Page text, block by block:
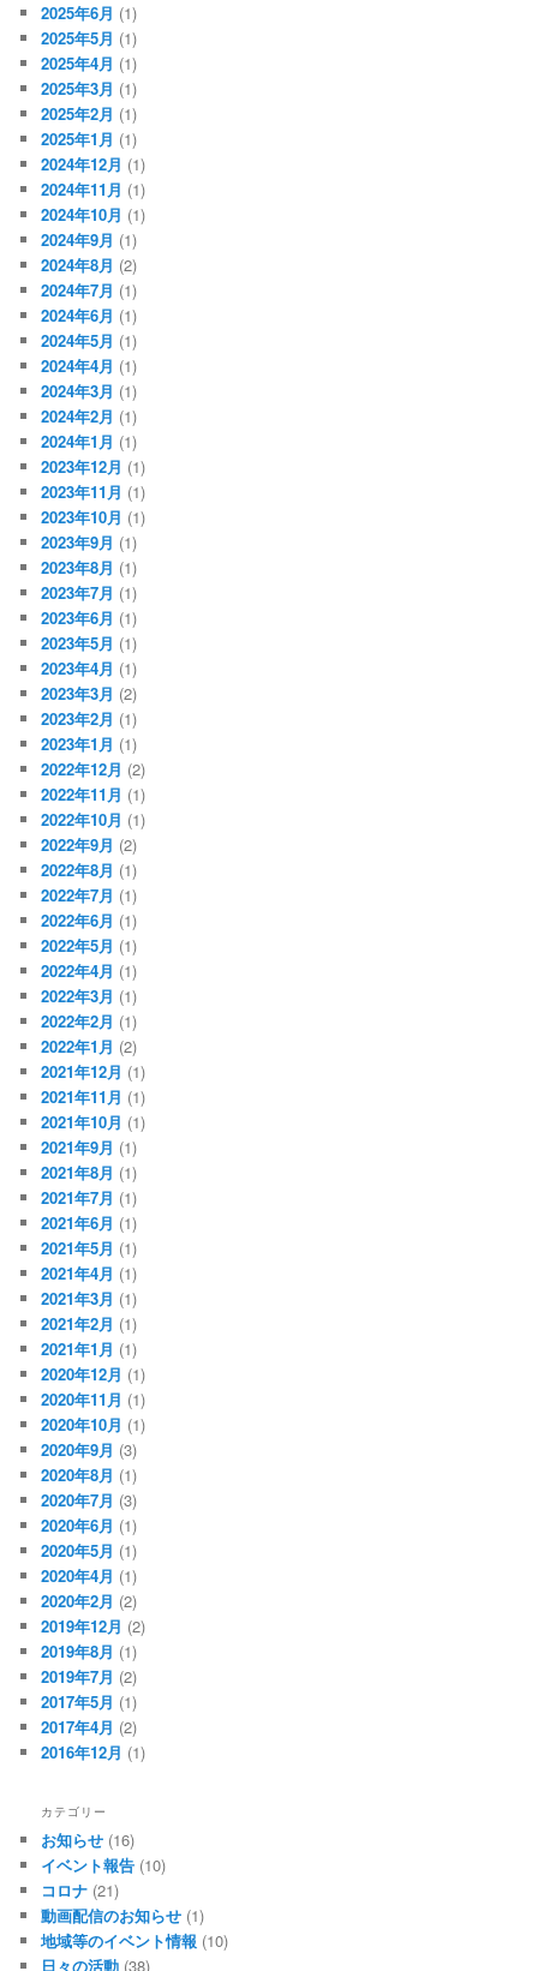
2025年6月 (1)
2025年5月 (1)
2025年4月 (1)
2025年3月 (1)
2025年2月 (1)
2025年1月 (1)
2024年12月 (1)
2024年11月 (1)
2024年10月 (1)
2024年9月 (1)
2024年8月 (2)
2024年7月 (1)
2024年6月 (1)
2024年5月 (1)
2024年4月 (1)
2024年3月 (1)
2024年2月 (1)
2024年1月 (1)
2023年12月 (1)
2023年11月 (1)
2023年10月 (1)
2023年9月 (1)
2023年8月 (1)
2023年7月 (1)
2023年6月 (1)
2023年5月 (1)
2023年4月 (1)
2023年3月 (2)
2023年2月 (1)
2023年1月 (1)
2022年12月 (2)
2022年11月 (1)
2022年10月 (1)
2022年9月 (2)
2022年8月 (1)
2022年7月 (1)
2022年6月 (1)
2022年5月 (1)
2022年4月 (1)
2022年3月 (1)
2022年2月 (1)
2022年1月 (2)
2021年12月 (1)
2021年11月 (1)
2021年10月 (1)
2021年9月 (1)
2021年8月 (1)
2021年7月 (1)
2021年6月 (1)
2021年5月 (1)
2021年4月 (1)
2021年3月 (1)
2021年2月 (1)
2021年1月 (1)
2020年12月 (1)
2020年11月 (1)
2020年10月 (1)
2020年9月 (3)
2020年8月 (1)
2020年7月 (3)
2020年6月 (1)
2020年5月 (1)
2020年4月 (1)
2020年2月 (2)
2019年12月 (2)
2019年8月 (1)
2019年7月 (2)
2017年5月 (1)
2017年4月 (2)
2016年12月 (1)
カテゴリー
お知らせ (16)
イベント報告 (10)
コロナ (21)
動画配信のお知らせ (1)
地域等のイベント情報 (10)
日々の活動 (38)